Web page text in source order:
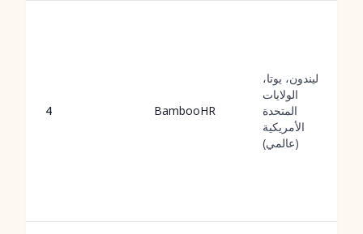
4 BambooHR
ليندون، يوتا،
الولايات
المتحدة
الأمريكية
(عالمي)